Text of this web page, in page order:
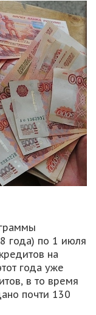
года) по 1 июля
на
года уже
в то время
почти 130